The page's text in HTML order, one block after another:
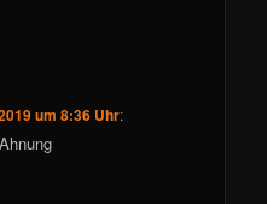
um 8:36 Uhr: